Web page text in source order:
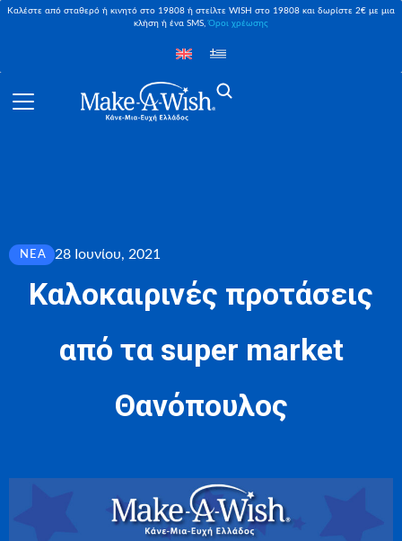
Καλέστε από σταθερό ή κινητό στο 19808 ή στείλτε WISH στο 19808 και δωρίστε 2€ με μια
κλήση ή ένα SMS,Όροι χρέωσης
ΝΈΑ 28 Ιουνίου, 2021
Καλοκαιρινές προτάσεις
από τα super market
Θανόπουλος